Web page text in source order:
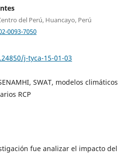
del Perú, Huancayo, Perú
0093-7050
j-tyca-15-01-03
SWAT, modelos climáticos
RCP
fue analizar el impacto del